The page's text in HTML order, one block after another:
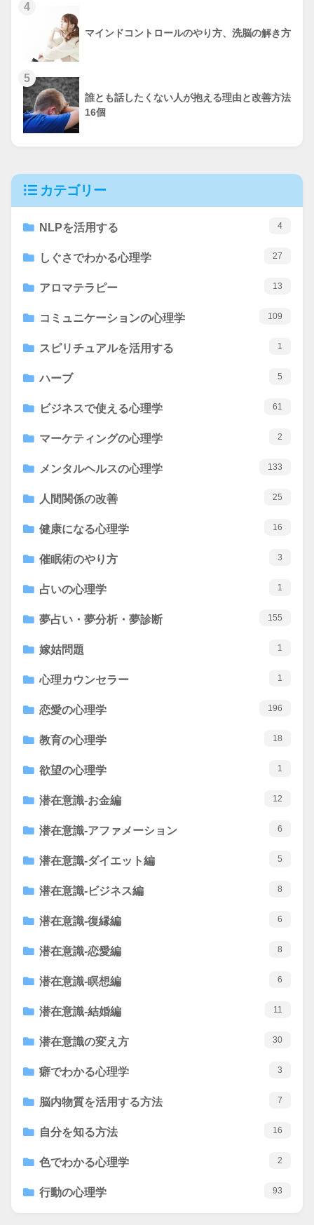
4
マインドコントロールのやり方、洗脳の解き方
5
誰とも話したくない人が抱える理由と改善方法
16個
カテゴリー
NLPを活用する 4
しぐさでわかる心理学 27
アロマテラピー 13
コミュニケーションの心理学 109
スピリチュアルを活用する 1
ハーブ 5
ビジネスで使える心理学 61
マーケティングの心理学 2
メンタルヘルスの心理学 133
人間関係の改善 25
健康になる心理学 16
催眠術のやり方 3
占いの心理学 1
夢占い・夢分析・夢診断 155
嫁姑問題 1
心理カウンセラー 1
恋愛の心理学 196
教育の心理学 18
欲望の心理学 1
潜在意識-お金編 12
潜在意識-アファメーション 6
潜在意識-ダイエット編 5
潜在意識-ビジネス編 8
潜在意識-復縁編 6
潜在意識-恋愛編 8
潜在意識-瞑想編 6
潜在意識-結婚編 11
潜在意識の変え方 30
癖でわかる心理学 3
脳内物質を活用する方法 7
自分を知る方法 16
色でわかる心理学 2
行動の心理学 93